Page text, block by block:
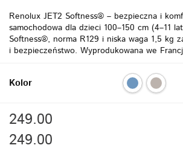
Renolux JET2 Softness® – bezpieczna i
samochodowa dla dzieci 100–150 cm (4–11
Softness®, norma R129 i niska waga 1,5 kg
i bezpieczeństwo. Wyprodukowana we
Kolor
249.00
249.00